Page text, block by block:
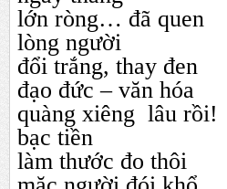
lớn ròng… đã quen
lòng người
đổi trắng, thay đen
đạo đức – văn hóa
quàng xiêng lâu rồi!
bạc tiền
làm thước đo thôi